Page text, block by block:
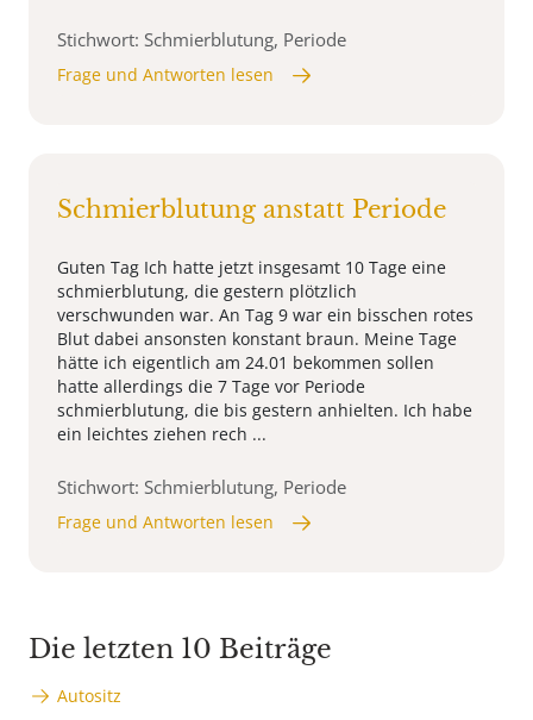
Stichwort: Schmierblutung, Periode
Frage und Antworten lesen
Schmierblutung anstatt Periode
Guten Tag Ich hatte jetzt insgesamt 10 Tage eine
schmierblutung, die gestern plötzlich
verschwunden war. An Tag 9 war ein bisschen rotes
Blut dabei ansonsten konstant braun. Meine Tage
hätte ich eigentlich am 24.01 bekommen sollen
hatte allerdings die 7 Tage vor Periode
schmierblutung, die bis gestern anhielten. Ich habe
ein leichtes ziehen rech ...
Stichwort: Schmierblutung, Periode
Frage und Antworten lesen
Die letzten 10 Beiträge
Autositz